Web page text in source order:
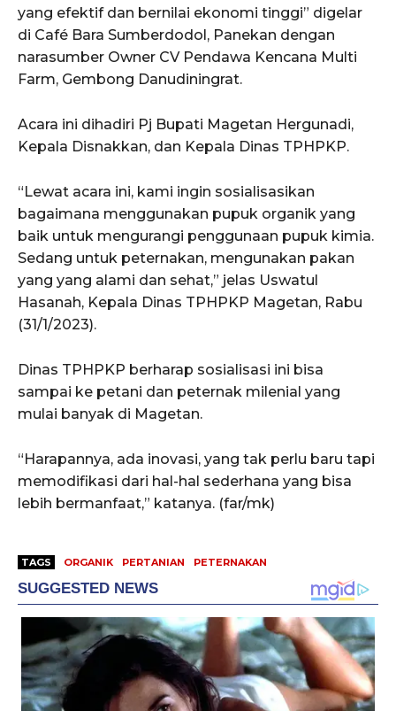
yang efektif dan bernilai ekonomi tinggi” digelar
di Café Bara Sumberdodol, Panekan dengan
narasumber Owner CV Pendawa Kencana Multi
Farm, Gembong Danudiningrat.
Acara ini dihadiri Pj Bupati Magetan Hergunadi,
Kepala Disnakkan, dan Kepala Dinas TPHPKP.
“Lewat acara ini, kami ingin sosialisasikan
bagaimana menggunakan pupuk organik yang
baik untuk mengurangi penggunaan pupuk kimia.
Sedang untuk peternakan, mengunakan pakan
yang yang alami dan sehat,” jelas Uswatul
Hasanah, Kepala Dinas TPHPKP Magetan, Rabu
(31/1/2023).
Dinas TPHPKP berharap sosialisasi ini bisa
sampai ke petani dan peternak milenial yang
mulai banyak di Magetan.
“Harapannya, ada inovasi, yang tak perlu baru tapi
memodifikasi dari hal-hal sederhana yang bisa
lebih bermanfaat,” katanya. (far/mk)
TAGS ORGANIK PERTANIAN PETERNAKAN